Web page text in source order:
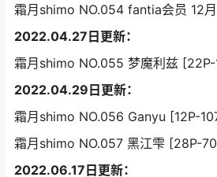
霜月shimo NO.054 fantia会员 12月
2022.04.27日更新：
霜月shimo NO.055 梦魔利兹
2022.04.29日更新：
霜月shimo NO.056 Ganyu [12P-
霜月shimo NO.057 黑江雫 [28P-
2022.06.17日更新：